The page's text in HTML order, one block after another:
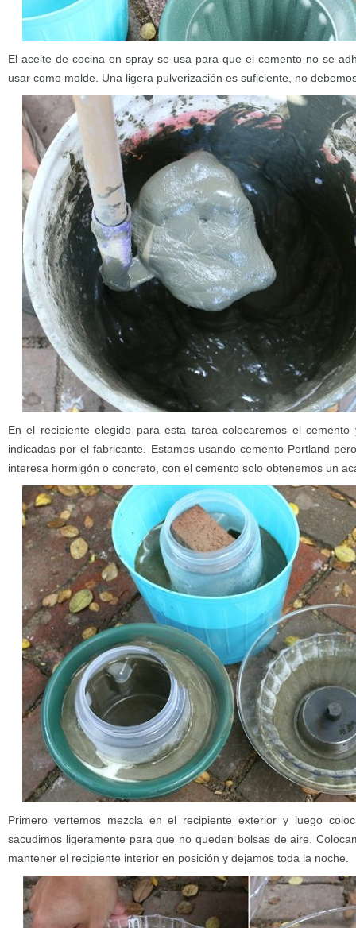
El aceite de cocina en spray se usa para que el cemento no se
usar como molde. Una ligera pulverización es suficiente, no
En el recipiente elegido para esta tarea colocaremos el
indicadas por el fabricante. Estamos usando cemento Portland
interesa hormigón o concreto, con el cemento solo obtenemos un
Primero vertemos mezcla en el recipiente exterior y luego
sacudimos ligeramente para que no queden bolsas de aire.
mantener el recipiente interior en posición y dejamos toda la noche.